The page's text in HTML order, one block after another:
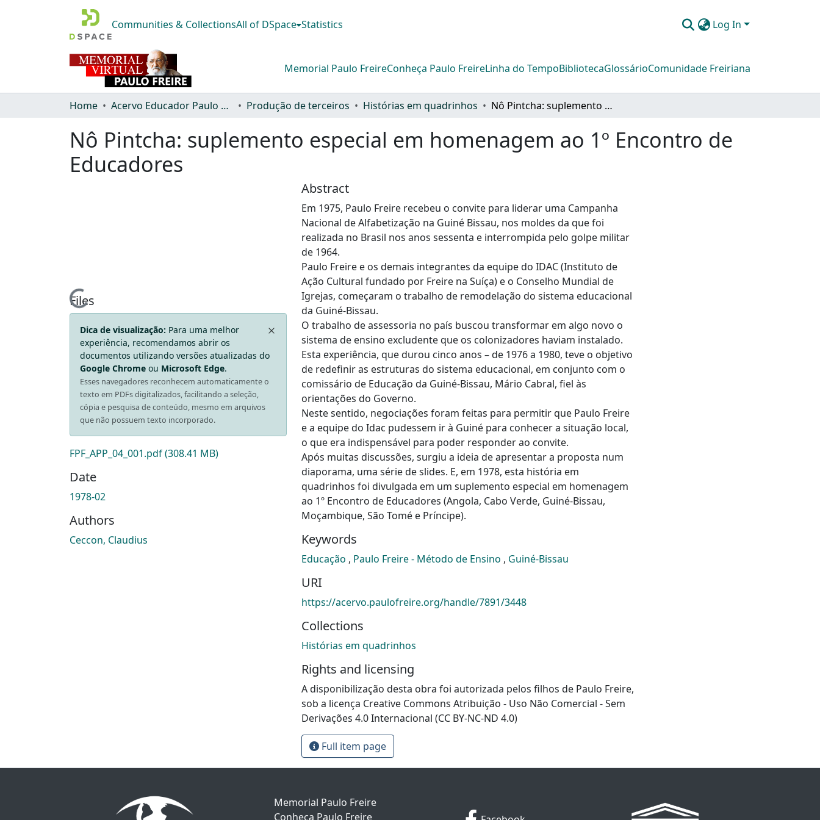
Communities & CollectionsAll of DSpace Statistics Log In
Memorial Paulo FreireConheça Paulo FreireLinha do TempoBibliotecaGlossárioComunidade Freiriana
Home Acervo Educador Paulo Freire Produção de terceiros Histórias em quadrinhos Nô Pintcha: suplemento especial em homenagem ao 1º Encontro de Educadores
Nô Pintcha: suplemento especial em homenagem ao 1º Encontro de
Educadores
Loading...
Files
Dica de visualização: Para uma melhor
experiência, recomendamos abrir os
documentos utilizando versões atualizadas do
Google Chrome ou Microsoft Edge.
Esses navegadores reconhecem automaticamente o
texto em PDFs digitalizados, facilitando a seleção,
cópia e pesquisa de conteúdo, mesmo em arquivos
que não possuem texto incorporado.
FPF_APP_04_001.pdf(308.41 MB)
Date
1978-02
Authors
Ceccon, Claudius
Abstract
Em 1975, Paulo Freire recebeu o convite para liderar uma Campanha
Nacional de Alfabetização na Guiné Bissau, nos moldes da que foi
realizada no Brasil nos anos sessenta e interrompida pelo golpe militar
de 1964.
Paulo Freire e os demais integrantes da equipe do IDAC (Instituto de
Ação Cultural fundado por Freire na Suíça) e o Conselho Mundial de
Igrejas, começaram o trabalho de remodelação do sistema educacional
da Guiné-Bissau.
O trabalho de assessoria no país buscou transformar em algo novo o
sistema de ensino excludente que os colonizadores haviam instalado.
Esta experiência, que durou cinco anos – de 1976 a 1980, teve o objetivo
de redefinir as estruturas do sistema educacional, em conjunto com o
comissário de Educação da Guiné-Bissau, Mário Cabral, fiel às
orientações do Governo.
Neste sentido, negociações foram feitas para permitir que Paulo Freire
e a equipe do Idac pudessem ir à Guiné para conhecer a situação local,
o que era indispensável para poder responder ao convite.
Após muitas discussões, surgiu a ideia de apresentar a proposta num
diaporama, uma série de slides. E, em 1978, esta história em
quadrinhos foi divulgada em um suplemento especial em homenagem
ao 1º Encontro de Educadores (Angola, Cabo Verde, Guiné-Bissau,
Moçambique, São Tomé e Príncipe).
Keywords
Educação , Paulo Freire - Método de Ensino , Guiné-Bissau
URI
https://acervo.paulofreire.org/handle/7891/3448
Collections
Histórias em quadrinhos
Rights and licensing
A disponibilização desta obra foi autorizada pelos filhos de Paulo Freire,
sob a licença Creative Commons Atribuição - Uso Não Comercial - Sem
Derivações 4.0 Internacional (CC BY-NC-ND 4.0)
Full item page
Memorial Paulo Freire
Conheça Paulo Freire